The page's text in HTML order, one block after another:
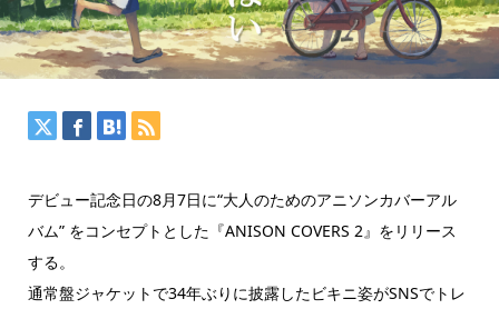
デビュー記念日の8月7日に“大人のためのアニソンカバーアル
バム” をコンセプトとした『ANISON COVERS 2』をリリース
する。
通常盤ジャケットで34年ぶりに披露したビキニ姿がSNSでトレ